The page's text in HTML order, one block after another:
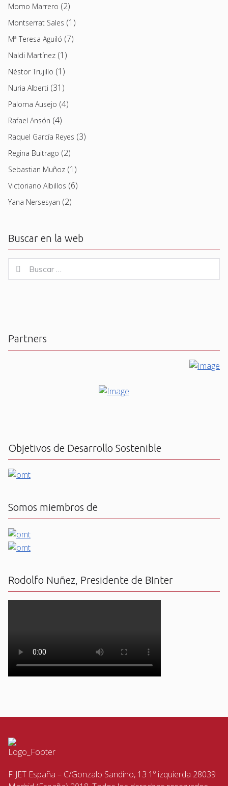
Momo Marrero (2)
Montserrat Sales (1)
Mª Teresa Aguiló (7)
Naldi Martínez (1)
Néstor Trujillo (1)
Nuria Alberti (31)
Paloma Ausejo (4)
Rafael Ansón (4)
Raquel García Reyes (3)
Regina Buitrago (2)
Sebastian Muñoz (1)
Victoriano Albillos (6)
Yana Nersesyan (2)
Buscar en la web
for:
Buscar
Partners
Objetivos de Desarrollo Sostenible
Somos miembros de
Rodolfo Nuñez, Presidente de BInter
FIJET España – C/Gonzalo Sandino, 13 1º izquierda 28039